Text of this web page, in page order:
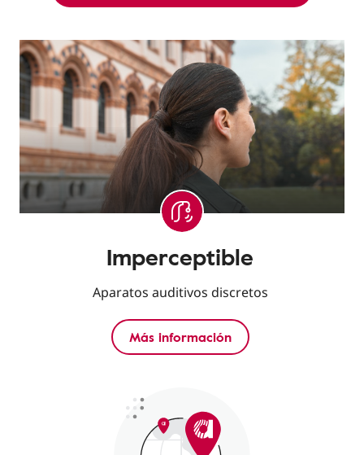
Imperceptible
Aparatos auditivos discretos
Más información